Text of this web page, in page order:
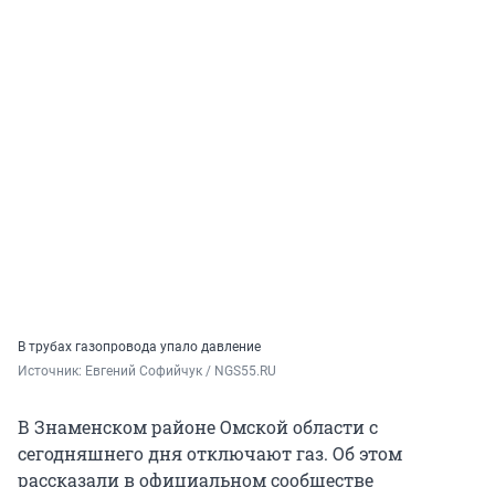
В трубах газопровода упало давление
Источник: Евгений Софийчук / NGS55.RU
В Знаменском районе Омской области с
сегодняшнего дня отключают газ. Об этом
рассказали в официальном сообществе